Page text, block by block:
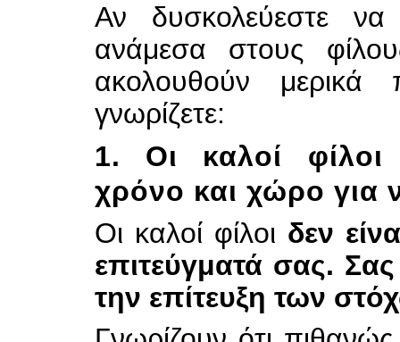
Αν δυσκολεύεστε να
ανάμεσα στους
ακολουθούν
γνωρίζετε:
1. Οι καλοί φίλοι
χρόνο και χώρο για
Οι καλοί φίλοι δεν
επιτεύγματά σας.
την επίτευξη των